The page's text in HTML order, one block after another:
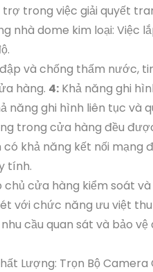
trong việc giải quyết
nhà dome kim loại: Việc
và chống thấm nước,
hàng. 4: Khả năng ghi
năng ghi hình liên tục và
trong cửa hàng đều
khả năng kết nối mạng
tính.
cửa hàng kiểm soát
với chức năng ưu việt
cầu quan sát và bảo
Lượng: Trọn Bộ Camera